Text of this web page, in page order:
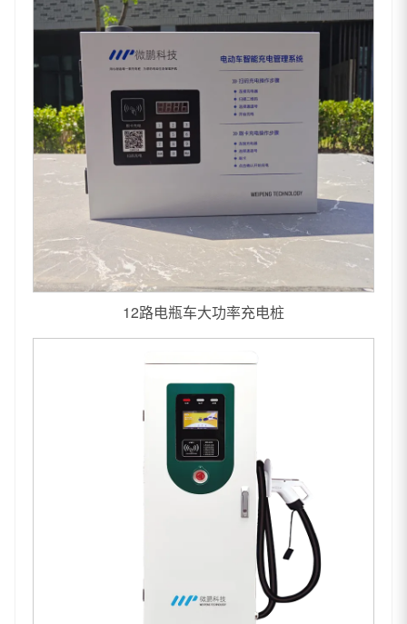
12路电瓶车大功率充电桩